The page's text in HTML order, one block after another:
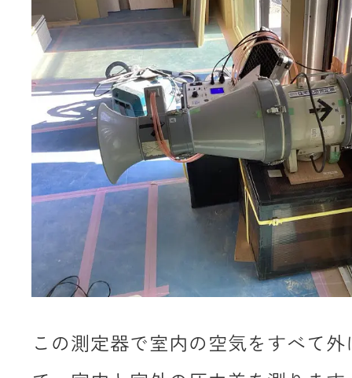
この測定器で室内の空気をすべて